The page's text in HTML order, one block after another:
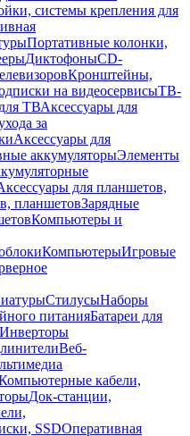
системы крепления для
Портативные колонки,
ДиктофоныCD-
Кронштейны,
на видеосервисыТВ-
ТВАксессуары для
за
Аксессуары для
аккумуляторыЭлементы
для планшетов,
планшетовЗарядные
Компьютеры и
КомпьютерыИгровые
СтилусыНаборы
питанияБатареи для
Инверторы
Веб-
кабели,
Док-станции,
SSDОперативная